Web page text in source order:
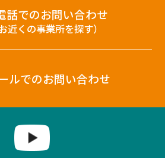
話でのお問い合わせ
お近くの事業所を探す）
ルでのお問い合わせ